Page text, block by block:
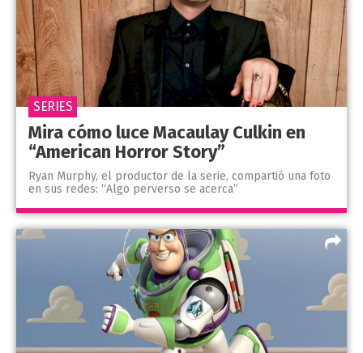
Mira cómo luce Macaulay Culkin en
“American Horror Story”
Ryan Murphy, el productor de la serie, compartió una foto
en sus redes: “Algo perverso se acerca”
SERIES